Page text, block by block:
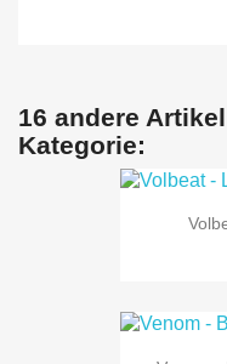
16 andere
Kategorie: